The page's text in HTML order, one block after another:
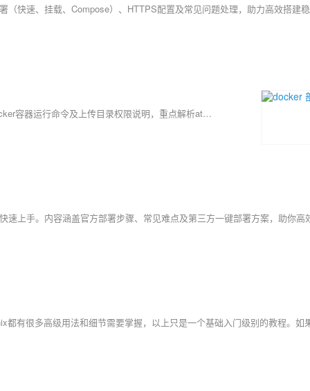
本文介绍SFTP服务的部署与配置，包括users.conf用户配置规则、Docker容器运行命令及上传目录权限说明，重点解析atmoz/sftp镜像的chroot机制与子目录映射，确保用户登录后正确访问/upload目录，并提供Python脚本实现文件上传示例。